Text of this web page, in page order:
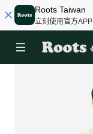
Roots Taiwan
立刻使用官方APP